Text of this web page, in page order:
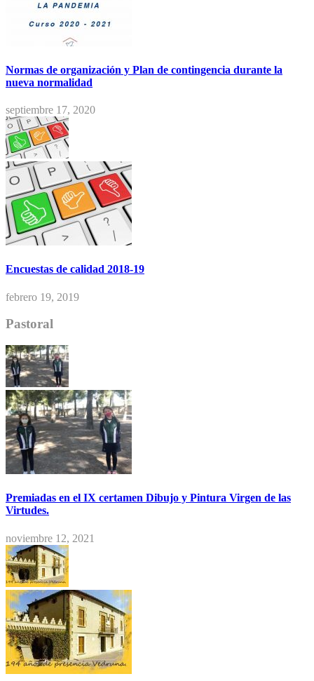
Normas de organización y Plan de contingencia durante la
nueva normalidad
septiembre 17, 2020
Encuestas de calidad 2018-19
febrero 19, 2019
Pastoral
Premiadas en el IX certamen Dibujo y Pintura Virgen de las
Virtudes.
noviembre 12, 2021